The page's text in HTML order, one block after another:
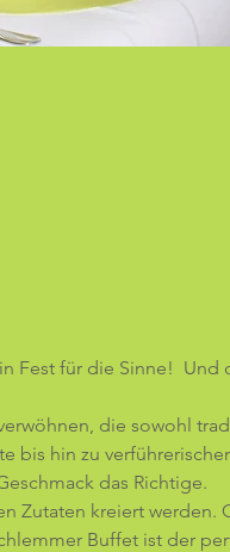
Fest für die Sinne!  Und
die sowohl
bis hin zu
das Richtige.
Zutaten kreiert werden.
Buffet ist der